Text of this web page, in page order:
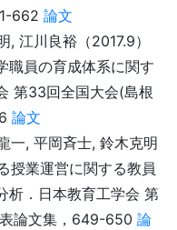
662 論文
江川良裕（2017.9）
職員の育成体系に関す
第33回全国大会(島根
論文
一, 平岡斉士, 鈴木克明
授業運営に関する教員
析．日本教育工学会 第
論文集，649-650 論